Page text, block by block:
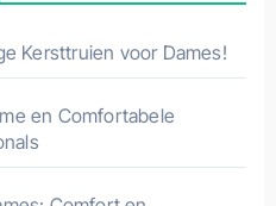
Kersttruien voor Dames!
en Comfortabele